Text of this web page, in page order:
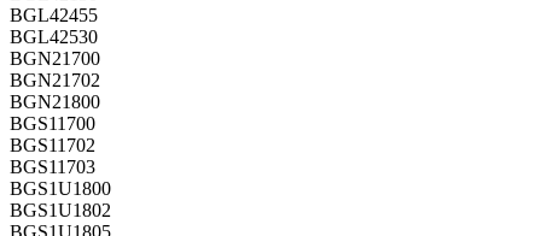
BGL42455
BGL42530
BGN21700
BGN21702
BGN21800
BGS11700
BGS11702
BGS11703
BGS1U1800
BGS1U1802
BGS1U1805